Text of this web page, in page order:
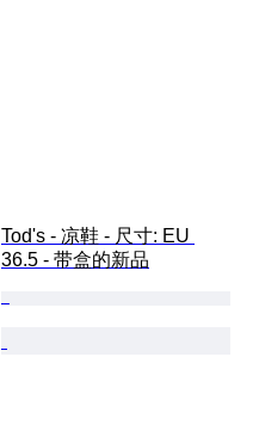
Tod's - 凉鞋 - 尺寸: EU
36.5 - 带盒的新品